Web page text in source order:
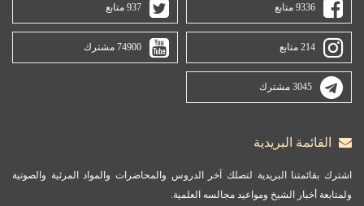
9336 متابع 937 متابع
214 متابع 74900 مشترك
3045 مشترك
القائمة البريدية
اشترك بقائمتنا البريدية لتصلك آخر الدروس والمحاضرات والمواد المرئية والصوتية
ولمتابعة أخبار الشيخ ومواعيد مجالسه العلمية.